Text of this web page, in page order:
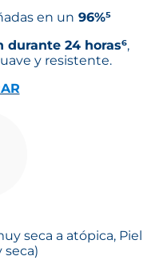
en un 96%⁵
durante 24 horas⁶,
y resistente.
seca a atópica, Piel
seca)